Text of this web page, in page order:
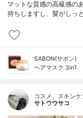
マットな質感の高級感の
持ちしますし、髪がしっ
SABON(サボン)
ヘアマスク 3in1
コスメ、スキンケ
サトウウサコ